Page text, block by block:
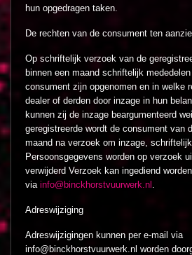
hun opgedragen taken.
De rechten van de consument ten
Op schriftelijk verzoek van de
binnen een maand schriftelijk
consument zijn opgenomen en in welke
dealer of derden door inzage in hun
kunnen zij de inzage beargumenteerd
geregistreerde wordt de consument van
maand na verzoek om inzage,
Persoonsgegevens worden op verzoek
verwijderd Verzoek kan ingediend worden
via info@binckhorstvuurwerk.nl .
Adreswijziging
Adreswijzigingen kunnen per e-mail via
info@binckhorstvuurwerk.nl worden